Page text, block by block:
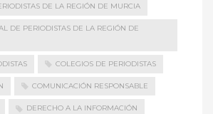
DE LA REGIÓN DE MURCIA
DE PERIODISTAS DE LA REGIÓN DE
COLEGIOS DE PERIODISTAS
COMUNICACIÓN RESPONSABLE
DERECHO A LA INFORMACIÓN